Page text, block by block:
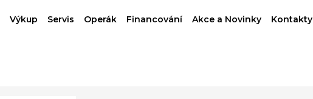
Výkup Servis Operák Financování Akce a Novinky Kontakty